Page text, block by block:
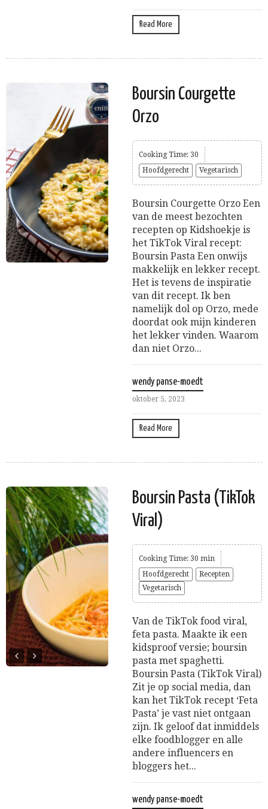
Read More
Boursin Courgette
Orzo
Cooking Time: 30
Hoofdgerecht
Vegetarisch
Boursin Courgette Orzo Een
van de meest bezochten
recepten op Kidshoekje is
het TikTok Viral recept:
Boursin Pasta Een onwijs
makkelijk en lekker recept.
Het is tevens de inspiratie
van dit recept. Ik ben
namelijk dol op Orzo, mede
doordat ook mijn kinderen
het lekker vinden. Waarom
dan niet Orzo...
wendy panse-moedt
oktober 5, 2023
Read More
Boursin Pasta (TikTok
Viral)
Cooking Time: 30 min
Hoofdgerecht
Recepten
Vegetarisch
Van de TikTok food viral,
feta pasta. Maakte ik een
kidsproof versie; boursin
pasta met spaghetti.
Boursin Pasta (TikTok Viral)
Zit je op social media, dan
kan het TikTok recept ‘Feta
Pasta’ je vast niet ontgaan
zijn. Ik geloof dat inmiddels
elke foodblogger en alle
andere influencers en
bloggers het...
wendy panse-moedt